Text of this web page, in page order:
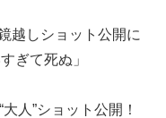
越しショット公開に
ぎて死ぬ」
人”ショット公開！